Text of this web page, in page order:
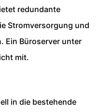
redundante
Stromversorgung und
Ein Büroserver unter
mit.
in die bestehende